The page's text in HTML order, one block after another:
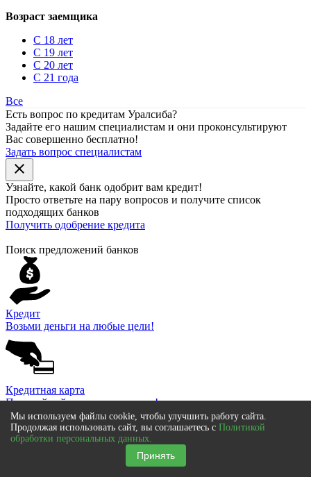
Возраст заемщика
С 18 лет
С 19 лет
С 20 лет
С 21 года
Все
Есть вопрос по кредитам Уралсиба?
Задайте его нашим специалистам и они проконсультируют
Вас совершенно бесплатно!
Задать вопрос специалистам
close
Узнайте, какой банк одобрит вам кредит!
Просто ответьте на пару вопросов и получите список
подходящих банков
Получить одобрение кредита
Поиск предложений банков
Кредит
Возьми деньги на любые цели!
Кредитная карта
Покупай сейчас, а плати потом!
Мы используем файлы cookie, чтобы улучшить работу сайта.
Продолжая использовать сайт, вы соглашаетесь с Политикой
обработки персональных данных.
Принять